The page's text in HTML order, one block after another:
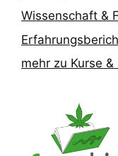
Wissenschaft &
mehr zu Kurse &